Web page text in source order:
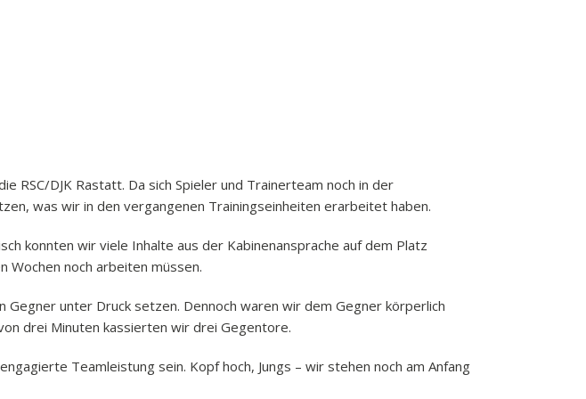
RSC/DJK Rastatt. Da sich Spieler und Trainerteam noch in der
was wir in den vergangenen Trainingseinheiten erarbeitet haben.
konnten wir viele Inhalte aus der Kabinenansprache auf dem Platz
Wochen noch arbeiten müssen.
unter Druck setzen. Dennoch waren wir dem Gegner körperlich
drei Minuten kassierten wir drei Gegentore.
Teamleistung sein. Kopf hoch, Jungs – wir stehen noch am Anfang